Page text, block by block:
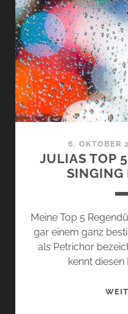
6. OKTOBER
JULIAS TOP
SINGING
Meine Top 5
gar einem ganz
als Petrichor
kennt